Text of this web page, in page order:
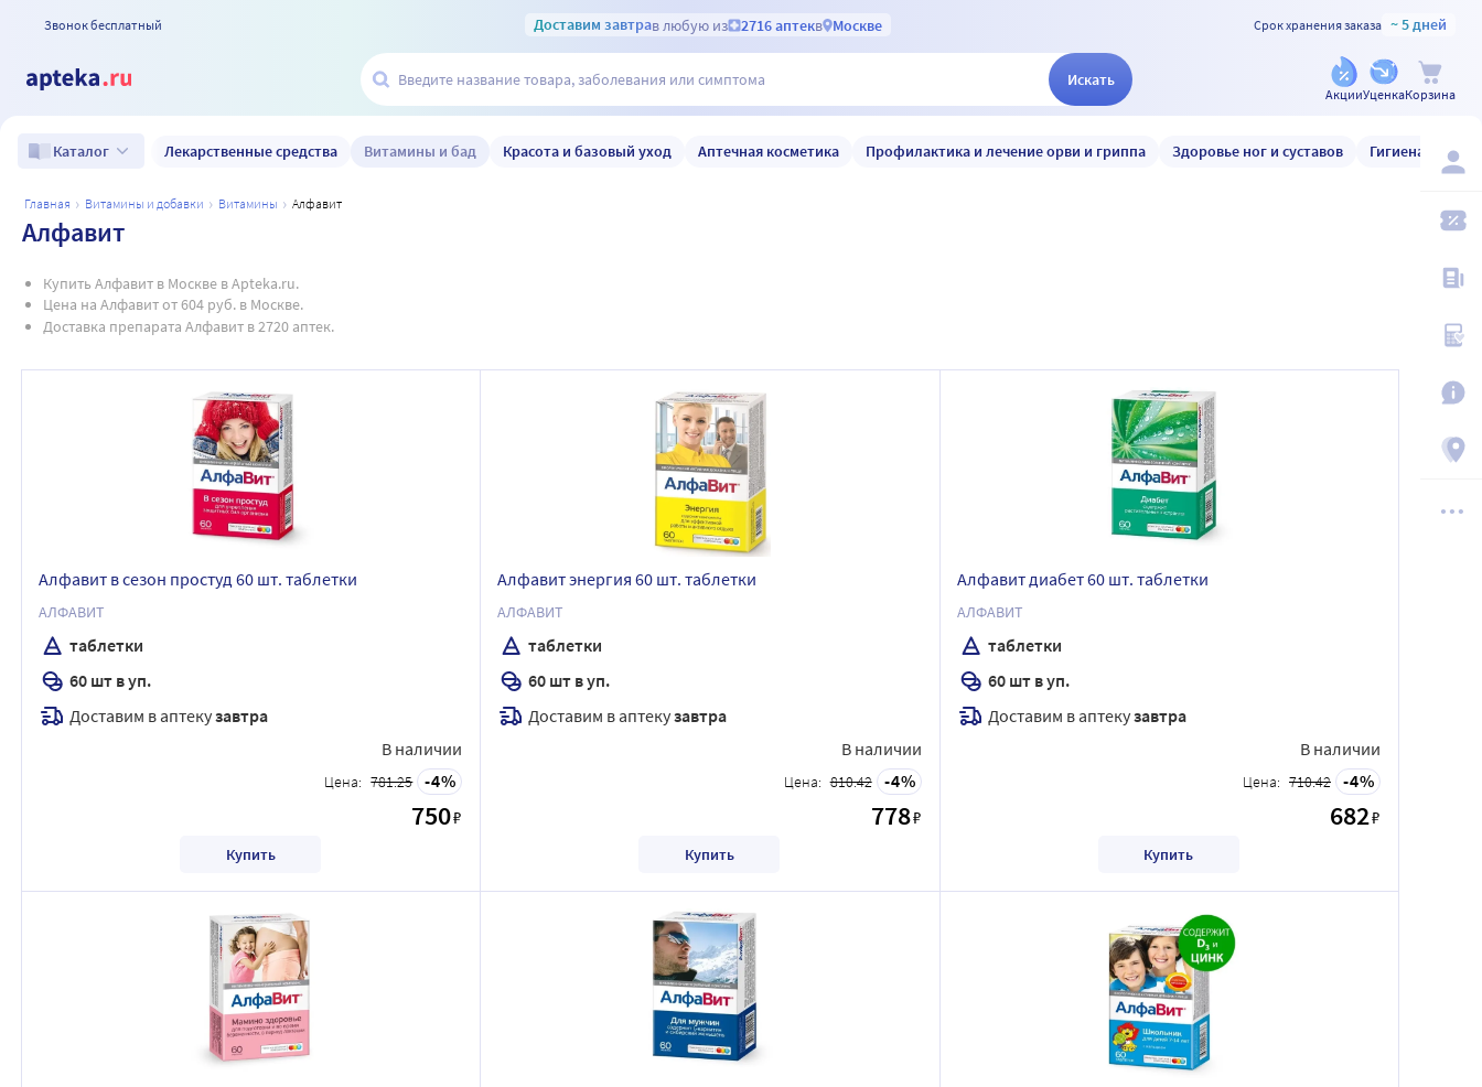
Звонок бесплатный Доставим завтрав любую из 2716 аптекв Москве Срок хранения заказа ~ 5 дней
Искать
АкцииУценкаКорзина
Каталог Лекарственные средства Витамины и бад Красота и базовый уход Аптечная косметика Профилактика и лечение орви и гриппа Здоровье ног и суставов Гигиена и уход
главная витамины и добавки витамины алфавит
Алфавит
Купить Алфавит в Москве в Apteka.ru.
Цена на Алфавит от 604 руб. в Москве.
Доставка препарата Алфавит в 2720 аптек.
Алфавит в сезон простуд 60 шт. таблетки
АЛФАВИТ
таблетки
60 шт в уп.
Доставим в аптекузавтра
В наличии
Цена: 781.25 4
750₽
Купить
Алфавит энергия 60 шт. таблетки
АЛФАВИТ
таблетки
60 шт в уп.
Доставим в аптекузавтра
В наличии
Цена: 810.42 4
778₽
Купить
Алфавит диабет 60 шт. таблетки
АЛФАВИТ
таблетки
60 шт в уп.
Доставим в аптекузавтра
В наличии
Цена: 710.42 4
682₽
Купить